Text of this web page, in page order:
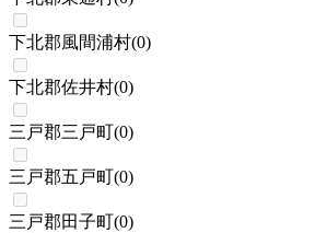
下北郡風間浦村(0)
下北郡佐井村(0)
三戸郡三戸町(0)
三戸郡五戸町(0)
三戸郡田子町(0)